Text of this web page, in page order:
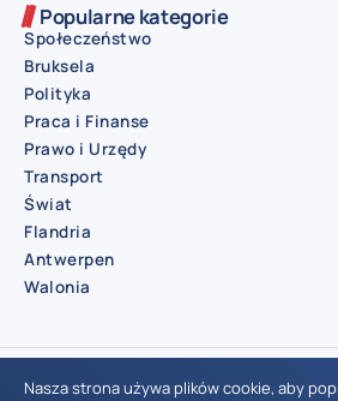
Popularne kategorie
Społeczeństwo
Bruksela
Polityka
Praca i Finanse
Prawo i Urzędy
Transport
Świat
Flandria
Antwerpen
Walonia
© Aktualnosci.be – All Right
Nasza strona używa plików cookie, aby